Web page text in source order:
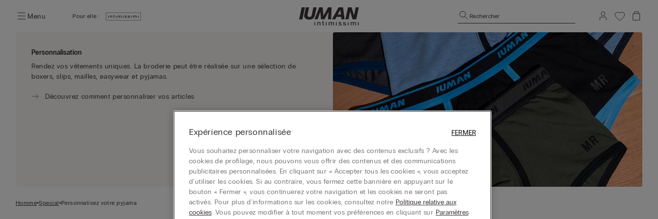
Menu Pour elle : Rechercher
Personnalisation
Rendez vos vêtements uniques. La broderie peut être réalisée sur une sélection de
boxers, slips, mailles, easywear et pyjamas.
Découvrez comment personnaliser vos articles
Homme Special Personnalisez votre pyjama
Expérience personnalisée
Vous souhaitez personnaliser votre navigation avec des contenus exclusifs ? Avec les
cookies de profilage, nous pouvons vous offrir des contenus et des communications
publicitaires personnalisées. En cliquant sur « Accepter tous les cookies », vous acceptez
d'utiliser les cookies. Si au contraire, vous fermez cette bannière en appuyant sur le
bouton « Fermer », vous continuerez votre navigation et les cookies ne seront pas
activés. Pour plus d'informations sur les cookies, consultez notre Politique relative aux
cookies. Vous pouvez modifier à tout moment vos préférences en cliquant sur Paramètres
FERMER